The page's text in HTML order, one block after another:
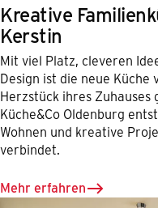
Kreative
Kerstin
Mit viel Platz, cleveren
Design ist die neue Küche
Herzstück ihres Zuhauses
Küche&Co Oldenburg
Wohnen und kreative
verbindet.
Mehr erfahren